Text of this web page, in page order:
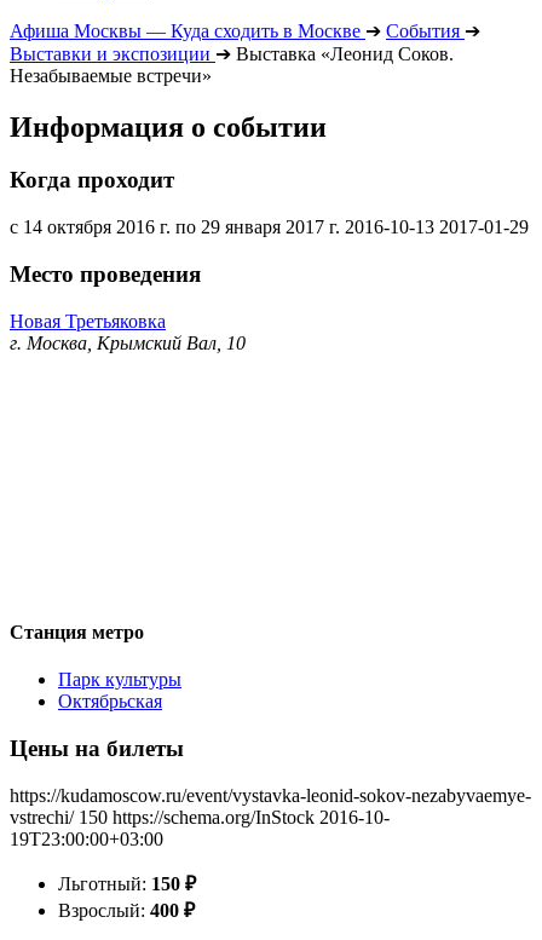
Афиша Москвы — Куда сходить в Москве ➔ События ➔
Выставки и экспозиции ➔ Выставка «Леонид Соков.
Незабываемые встречи»
Информация о событии
Когда проходит
с 14 октября 2016 г. по 29 января 2017 г. 2016-10-13 2017-01-29
Место проведения
Новая Третьяковка
г. Москва, Крымский Вал, 10
Станция метро
Парк культуры
Октябрьская
Цены на билеты
https://kudamoscow.ru/event/vystavka-leonid-sokov-nezabyvaemye-
vstrechi/ 150 https://schema.org/InStock 2016-10-
19T23:00:00+03:00
Льготный: 150 ₽
Взрослый: 400 ₽